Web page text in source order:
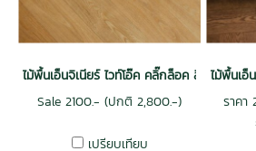
ไม้พื้นเอ็นจิเนียร์ ไวท์โอ๊ค คลิ๊กล็อค สีธรรมชาติ
Sale 2100.- (ปกติ 2,800.-)
เปรียบเทียบ
ไม้พื้นเอ็
ราคา